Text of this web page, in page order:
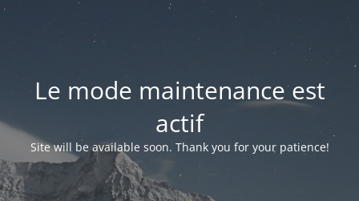
Le mode maintenance est
actif
Site will be available soon. Thank you for your patience!